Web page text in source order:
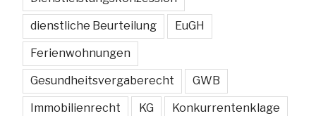
dienstliche Beurteilung EuGH
Ferienwohnungen
Gesundheitsvergaberecht GWB
Immobilienrecht KG Konkurrentenklage